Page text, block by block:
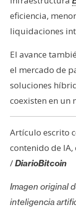
eficiencia,
liquidaciones
El avance
el mercado de
soluciones
coexisten en un
Artículo escrito
contenido de
/DiarioBitcoin
Imagen original
inteligencia